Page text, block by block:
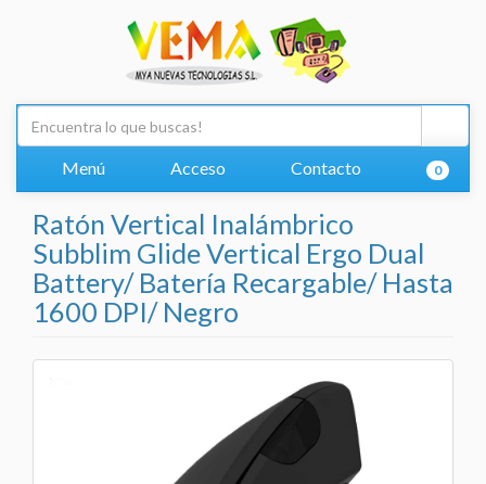
Menú Acceso Contacto 0
Ratón Vertical Inalámbrico
Subblim Glide Vertical Ergo Dual
Battery/ Batería Recargable/ Hasta
1600 DPI/ Negro